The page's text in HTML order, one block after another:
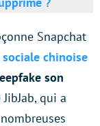
Snapchat
chinoise
son
qui a